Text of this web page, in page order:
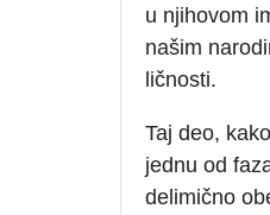
u njihovom
našim
ličnosti.
Taj deo,
jednu od
delimično